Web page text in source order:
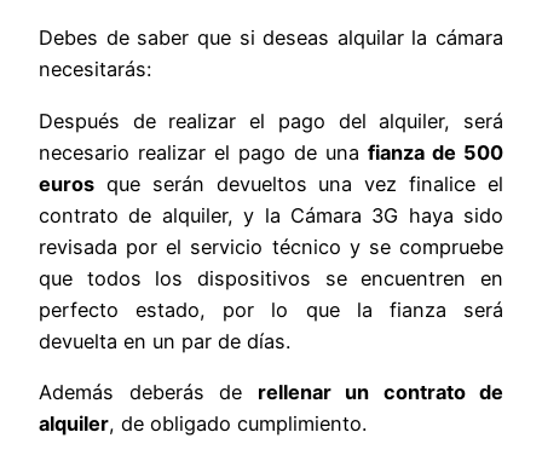
Debes de saber que si deseas alquilar la cámara
necesitarás:
Después de realizar el pago del alquiler, será
necesario realizar el pago de una fianza de 500
euros que serán devueltos una vez finalice el
contrato de alquiler, y la Cámara 3G haya sido
revisada por el servicio técnico y se compruebe
que todos los dispositivos se encuentren en
perfecto estado, por lo que la fianza será
devuelta en un par de días.
Además deberás de rellenar un contrato de
alquiler, de obligado cumplimiento.